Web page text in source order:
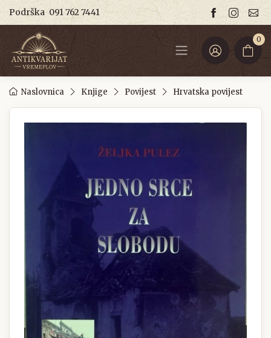
Podrška 091 762 7441
0
Naslovnica Knjige Povijest Hrvatska povijest